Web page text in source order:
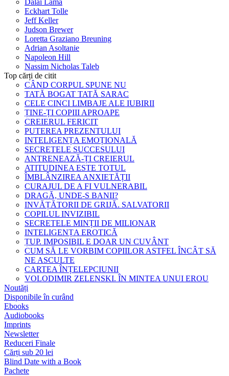
Dalai Lama
Eckhart Tolle
Jeff Keller
Judson Brewer
Loretta Graziano Breuning
Adrian Asoltanie
Napoleon Hill
Nassim Nicholas Taleb
Top cărți de citit
CÂND CORPUL SPUNE NU
TATĂ BOGAT TATĂ SARAC
CELE CINCI LIMBAJE ALE IUBIRII
ȚINE-ȚI COPIII APROAPE
CREIERUL FERICIT
PUTEREA PREZENTULUI
INTELIGENȚA EMOȚIONALĂ
SECRETELE SUCCESULUI
ANTRENEAZĂ-ȚI CREIERUL
ATITUDINEA ESTE TOTUL
ÎMBLÂNZIREA ANXIETĂȚII
CURAJUL DE A FI VULNERABIL
DRAGĂ, UNDE-S BANII?
INVĂȚĂTORII DE GRIJĂ. SALVATORII
COPILUL INVIZIBIL
SECRETELE MINȚII DE MILIONAR
INTELIGENȚA EROTICĂ
ȚUP. IMPOSIBIL E DOAR UN CUVÂNT
CUM SĂ LE VORBIM COPIILOR ASTFEL ÎNCÂT SĂ
NE ASCULTE
CARTEA ÎNȚELEPCIUNII
VOLODIMIR ZELENSKI. ÎN MINTEA UNUI EROU
Noutăți
Disponibile în curând
Ebooks
Audiobooks
Imprints
Newsletter
Reduceri Finale
Cărți sub 20 lei
Blind Date with a Book
Pachete